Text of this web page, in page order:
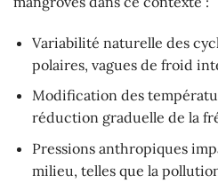
Variabilité naturelle des
polaires, vagues de froid
Modification des
réduction graduelle de la
Pressions anthropiques
milieu, telles que la